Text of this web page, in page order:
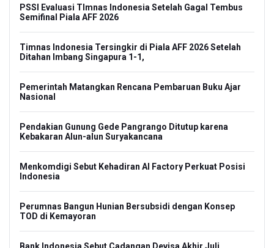
PSSI Evaluasi TImnas Indonesia Setelah Gagal Tembus
Semifinal Piala AFF 2026
Timnas Indonesia Tersingkir di Piala AFF 2026 Setelah
Ditahan Imbang Singapura 1-1,
Pemerintah Matangkan Rencana Pembaruan Buku Ajar
Nasional
Pendakian Gunung Gede Pangrango Ditutup karena
Kebakaran Alun-alun Suryakancana
Menkomdigi Sebut Kehadiran AI Factory Perkuat Posisi
Indonesia
Perumnas Bangun Hunian Bersubsidi dengan Konsep
TOD di Kemayoran